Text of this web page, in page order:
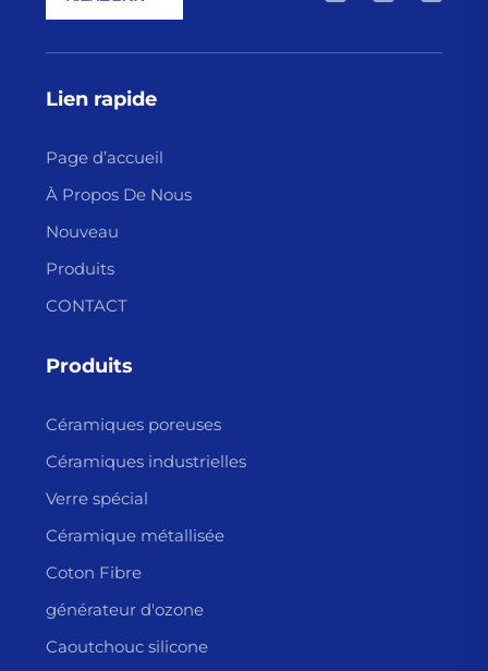
Lien rapide
Page d’accueil
À Propos De Nous
Nouveau
Produits
CONTACT
Produits
Céramiques poreuses
Céramiques industrielles
Verre spécial
Céramique métallisée
Coton Fibre
générateur d'ozone
Caoutchouc silicone